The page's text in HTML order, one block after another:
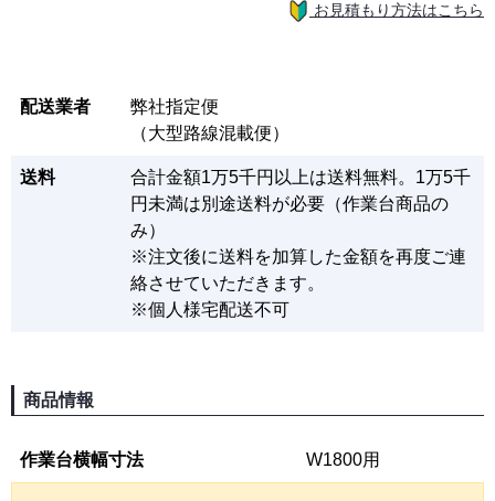
お見積もり方法はこちら
配送業者
弊社指定便
（大型路線混載便）
送料
合計金額1万5千円以上は送料無料。1万5千
円未満は別途送料が必要（作業台商品の
み）
※注文後に送料を加算した金額を再度ご連
絡させていただきます。
※個人様宅配送不可
商品情報
作業台横幅寸法 W1800用